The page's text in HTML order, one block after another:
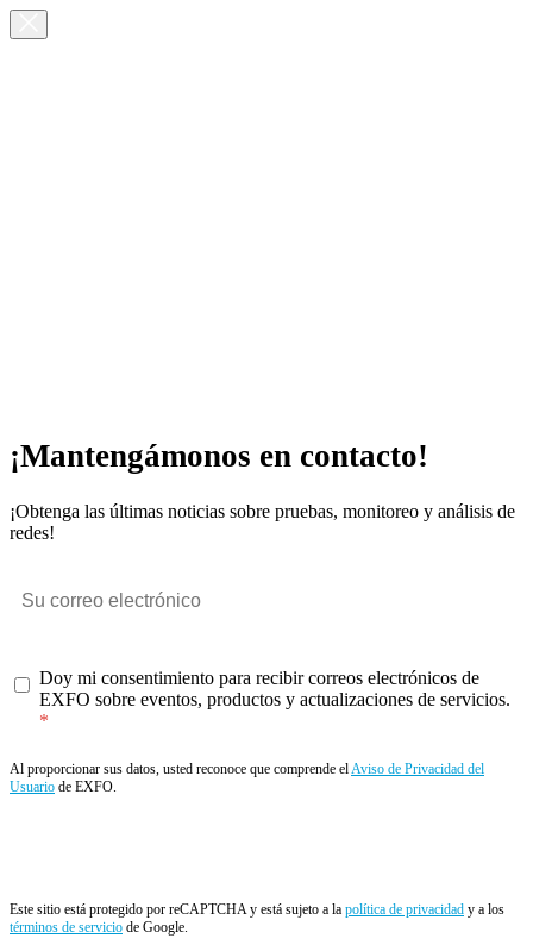
¡Mantengámonos en contacto!
¡Obtenga las últimas noticias sobre pruebas, monitoreo y análisis de
redes!
Doy mi consentimiento para recibir correos electrónicos de
EXFO sobre eventos, productos y actualizaciones de servicios.
Al proporcionar sus datos, usted reconoce que comprende elAviso de Privacidad del
Usuario de EXFO.
Este sitio está protegido por reCAPTCHA y está sujeto a la política de privacidad y a los
términos de servicio de Google.